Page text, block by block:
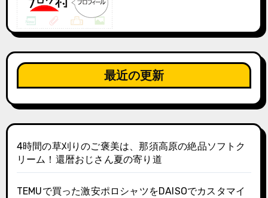
最近の更新
4時間の草刈りのご褒美は、那須高原の絶品ソフトク
リーム！還暦おじさん夏の寄り道
TEMUで買った激安ポロシャツをDAISOでカスタマイ